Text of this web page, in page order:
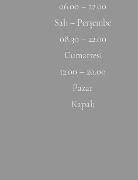
06.00 – 22.00
Salı – Perşembe
08.30 – 22.00
Cumartesi
12.00 – 20.00
Pazar
Kapalı